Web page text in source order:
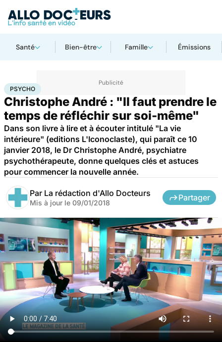
Santé Bien-être Famille Émissions
AccueilBien-être
PSYCHO
Christophe André : "Il faut prendre le
temps de réfléchir sur soi-même"
Dans son livre à lire et à écouter intitulé "La vie
intérieure" (editions L'Iconoclaste), qui paraît ce 10
janvier 2018, le Dr Christophe André, psychiatre
psychothérapeute, donne quelques clés et astuces
pour commencer la nouvelle année.
Par La rédaction d'Allo Docteurs
Mis à jour le 09/01/2018
Partager